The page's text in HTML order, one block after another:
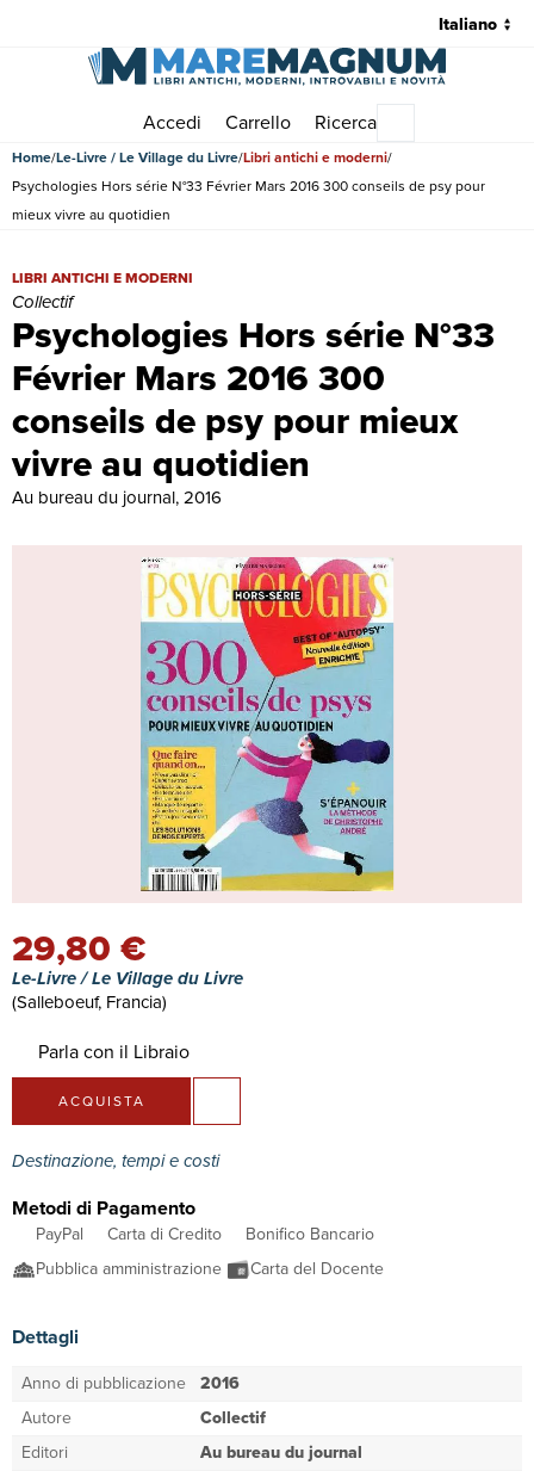
Accedi Carrello Ricerca
Home Le-Livre / Le Village du Livre Libri antichi e moderni
Psychologies Hors série N°33 Février Mars 2016 300 conseils de psy pour
mieux vivre au quotidien
Psychologies Hors série N°33
Février Mars 2016 300
conseils de psy pour mieux
vivre au quotidien
Psychologies Hors série N°33 Février Mars 2016 300 conseils de
LIBRI ANTICHI E MODERNI
Collectif
Au bureau du journal, 2016
29,80 €
Le-Livre / Le Village du Livre
(Salleboeuf, Francia)
Parla con il Libraio
ACQUISTA
Destinazione, tempi e costi
Metodi di Pagamento
PayPal Carta di Credito
Bonifico Bancario
Pubblica amministrazione
Carta del Docente
Dettagli
Anno di pubblicazione 2016
Autore
Collectif
Editori
Au bureau du journal